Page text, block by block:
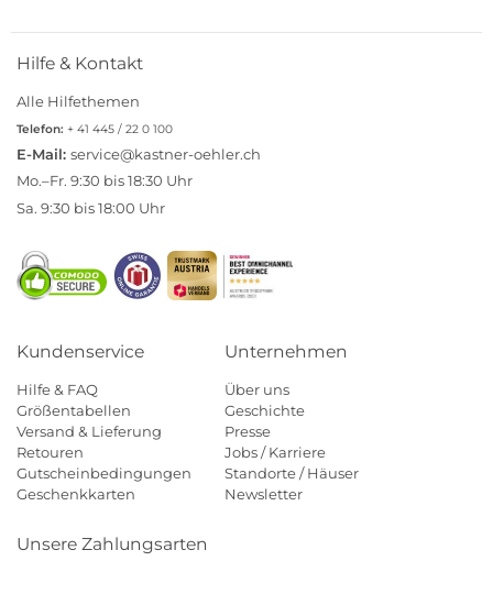
Hilfe & Kontakt
Alle Hilfethemen
Telefon: + 41 445 / 22 0 100
E-Mail: service@kastner-oehler.ch
Mo.–Fr. 9:30 bis 18:30 Uhr
Sa. 9:30 bis 18:00 Uhr
Kundenservice
Hilfe & FAQ
Größentabellen
Versand & Lieferung
Retouren
Gutscheinbedingungen
Geschenkkarten
Unternehmen
Über uns
Geschichte
Presse
Jobs / Karriere
Standorte / Häuser
Newsletter
Unsere Zahlungsarten